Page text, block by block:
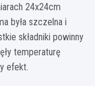
24x24cm
była szczelna i
składniki powinny
temperaturę
efekt.